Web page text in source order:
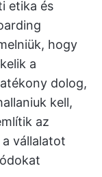
etika és
hogy
a
dolog,
kell,
az
vállalatot